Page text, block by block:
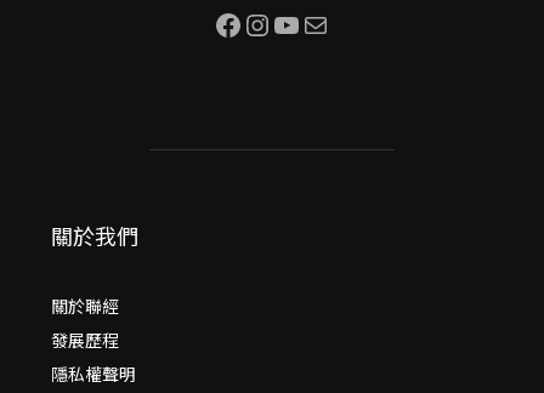
Facebook InstagramYouTube 電子郵件
關於我們
關於聯經
發展歷程
隱私權聲明